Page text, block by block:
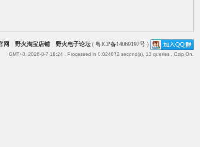
网 野火淘宝店铺 野火电子论坛( 粤ICP备14069197号)
GMT+8, 2026-8-7 18:24, Processed in 0.024872 second(s), 13 queries , Gzip On.